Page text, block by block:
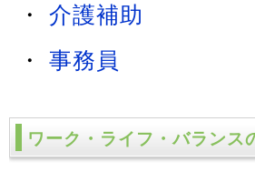
・ 介護補助
・ 事務員
ワーク・ライフ・バランス